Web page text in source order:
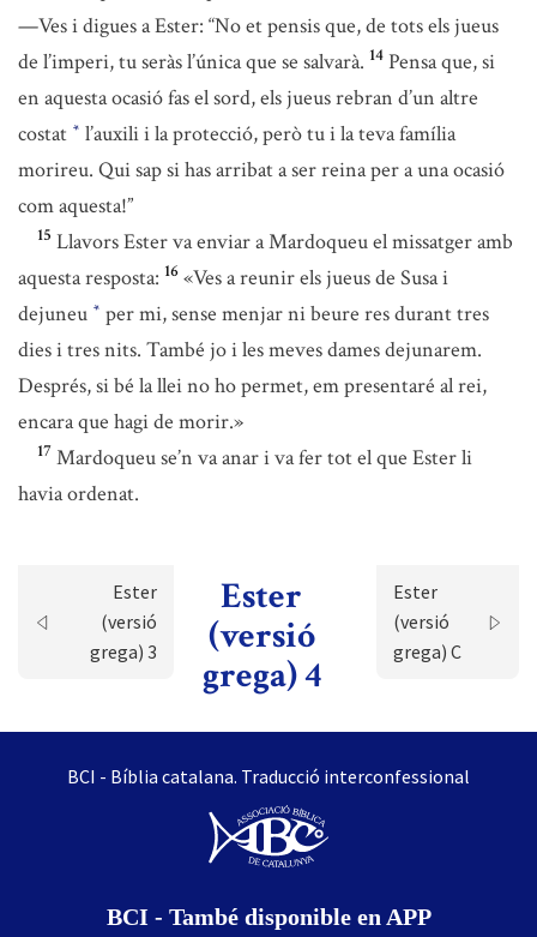
—Ves i digues a Ester: “No et pensis que, de tots els jueus
de l’imperi, tu seràs l’única que se salvarà. 14 Pensa que, si
en aquesta ocasió fas el sord, els jueus rebran d’un altre
costat * l’auxili i la protecció, però tu i la teva família
morireu. Qui sap si has arribat a ser reina per a una ocasió
com aquesta!”
15 Llavors Ester va enviar a Mardoqueu el missatger amb
aquesta resposta: 16 «Ves a reunir els jueus de Susa i
dejuneu * per mi, sense menjar ni beure res durant tres
dies i tres nits. També jo i les meves dames dejunarem.
Després, si bé la llei no ho permet, em presentaré al rei,
encara que hagi de morir.»
17 Mardoqueu se’n va anar i va fer tot el que Ester li
havia ordenat.
Ester
(versió
grega) 3
Ester
(versió
grega) 4
Ester
(versió
grega) C
BCI - Bíblia catalana. Traducció interconfessional
BCI - També disponible en APP